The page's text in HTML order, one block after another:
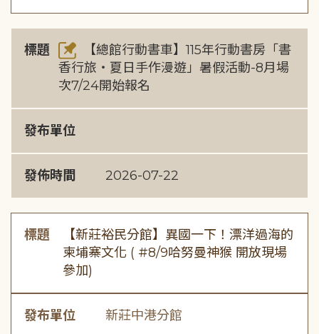
標題
【總館行動書車】115年行動書房「書
香行旅・夏日手作漫遊」暑假活動-8月場
次7/24開始報名
發布單位
發佈時間 2026-07-22
標題
【新莊裕民分館】異國一下！漂洋過海的
柬埔寨文化 ( #8/9哈努曼神猴 開放現場
參加)
發布單位 新莊中港分館